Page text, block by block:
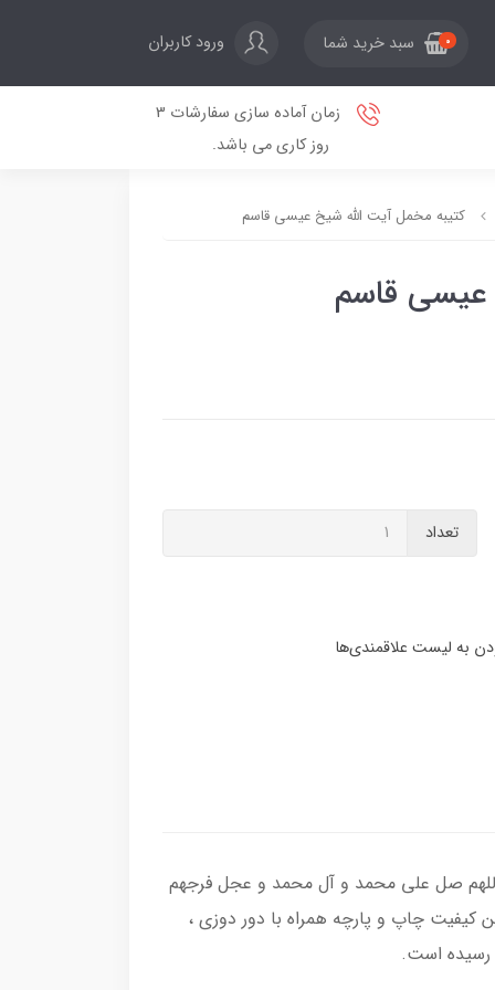
0 سبد خرید شما ورود کاربران
زمان آماده سازی سفارشات 3
روز کاری می باشد.
کتیبه مخمل آیت الله شیخ عیسی قاسم
عیسی قاسم
تعداد
صل علی محمد و آل محمد و عجل فرجهم
کیفیت چاپ و پارچه همراه با دور دوزی ،
رسیده است.